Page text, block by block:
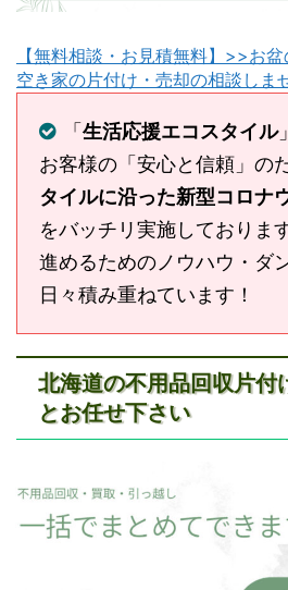
【無料相談・お見積無料】>>お
空き家の片付け・売却の相談しま
「 生活応援エコスタイル
お客様の「安心と信頼」の
タイルに沿った新型コロナ
をバッチリ実施しておりま
進めるためのノウハウ・ダ
日々積み重ねています！
北海道の不用品回収片付
とお任せ下さい